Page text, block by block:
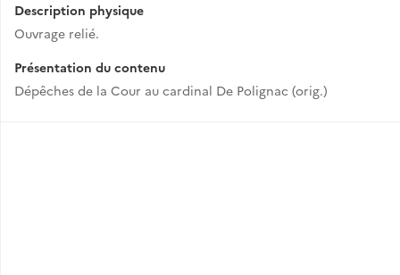
Description physique
Ouvrage relié.
Présentation du contenu
Dépêches de la Cour au cardinal De Polignac (orig.)